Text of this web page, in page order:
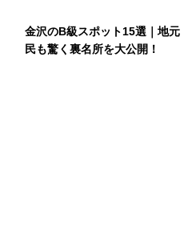
金沢のB級スポット15選｜地元
民も驚く裏名所を大公開！